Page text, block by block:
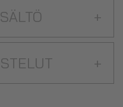
+
+